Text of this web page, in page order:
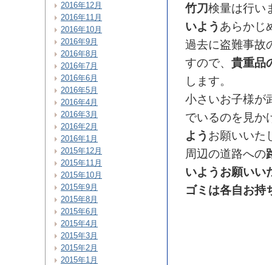
竹刀検量は行い
いよう あらかじ
過去に盗難事故
すので、 貴重品
します。
小さいお子様が
でいるのを見か
よう お願いいた
周辺の道路への
いようお願いい
ゴミは各自お持
2016年12月
2016年11月
2016年10月
2016年9月
2016年8月
2016年7月
2016年6月
2016年5月
2016年4月
2016年3月
2016年2月
2016年1月
2015年12月
2015年11月
2015年10月
2015年9月
2015年8月
2015年6月
2015年4月
2015年3月
2015年2月
2015年1月